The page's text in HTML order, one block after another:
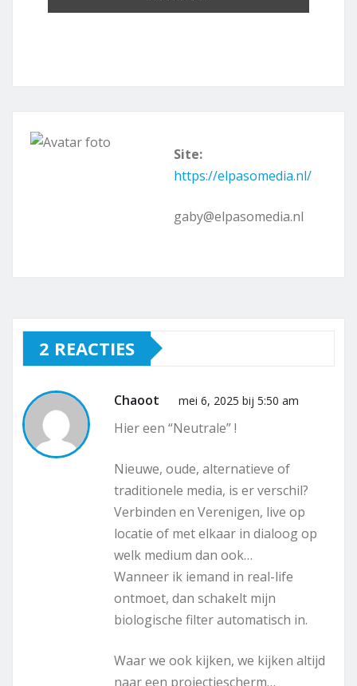
Site:
https://elpasomedia.nl/
gaby@elpasomedia.nl
2 REACTIES
Chaoot mei 6, 2025 bij 5:50 am
Hier een “Neutrale” !
Nieuwe, oude, alternatieve of
traditionele media, is er verschil?
Verbinden en Verenigen, live op
locatie of met elkaar in dialoog op
welk medium dan ook…
Wanneer ik iemand in real-life
ontmoet, dan schakelt mijn
biologische filter automatisch in.
Waar we ook kijken, we kijken altijd
naar een projectiescherm…